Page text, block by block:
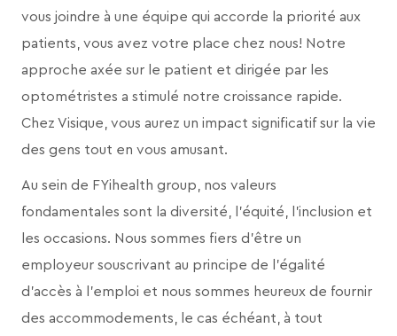
vous joindre à une équipe qui accorde la priorité aux
patients, vous avez votre place chez nous! Notre
approche axée sur le patient et dirigée par les
optométristes a stimulé notre croissance rapide.
Chez Visique, vous aurez un impact significatif sur la vie
des gens tout en vous amusant.
Au sein de FYihealth group, nos valeurs
fondamentales sont la diversité, l’équité, l’inclusion et
les occasions. Nous sommes fiers d’être un
employeur souscrivant au principe de l’égalité
d’accès à l’emploi et nous sommes heureux de fournir
des accommodements, le cas échéant, à tout